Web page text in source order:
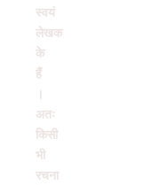
स्वयं
लेखक
के
हैं
अतः
किसी
भी
रचना